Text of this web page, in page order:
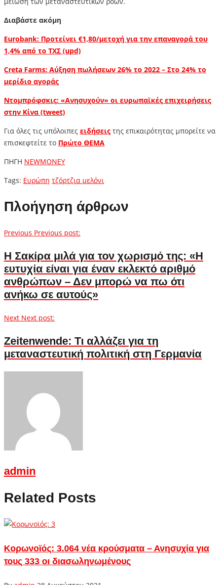
Διαβάστε ακόμη
Eurobank: Προτείνει €1,80/μετοχή για την επαναγορά του
1,4% από το ΤΧΣ (upd)
Creta Farms: Αύξηση πωλήσεων 26% το 2022 – Στο 24% το
μερίδιο αγοράς
Ντομπρόφσκις: «Ανησυχούν» οι ευρωπαϊκές επιχειρήσεις
στην Κίνα (tweet)
Για όλες τις υπόλοιπες ειδήσεις της επικαιρότητας μπορείτε να
επισκεφτείτε το Πρώτο ΘΕΜΑ
ΠΗΓΗ NEWMONEY
Tags: Ευρώπη τζόρτζια μελόνι
Πλοήγηση άρθρων
Previous Previous post:
Η Σακίρα μιλά για τον χωρισμό της: «Η
ευτυχία είναι για έναν εκλεκτό αριθμό
ανθρώπων – Δεν μπορώ να πω ότι
ανήκω σε αυτούς»
Next Next post:
Ζeitenwende: Τι αλλάζει για τη
μεταναστευτική πολιτική στη Γερμανία
admin
Related Posts
Κορωνοϊός: 3.064 νέα κρούσματα – Ανησυχία για
τους 333 οι διασωληνωμένους